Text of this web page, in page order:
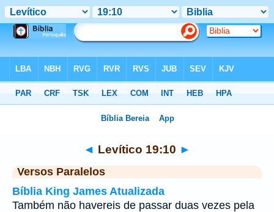
◄ Levítico 19:10 ►
Versos Paralelos
Bíblia King James Atualizada
Também não havereis de passar duas vezes pela